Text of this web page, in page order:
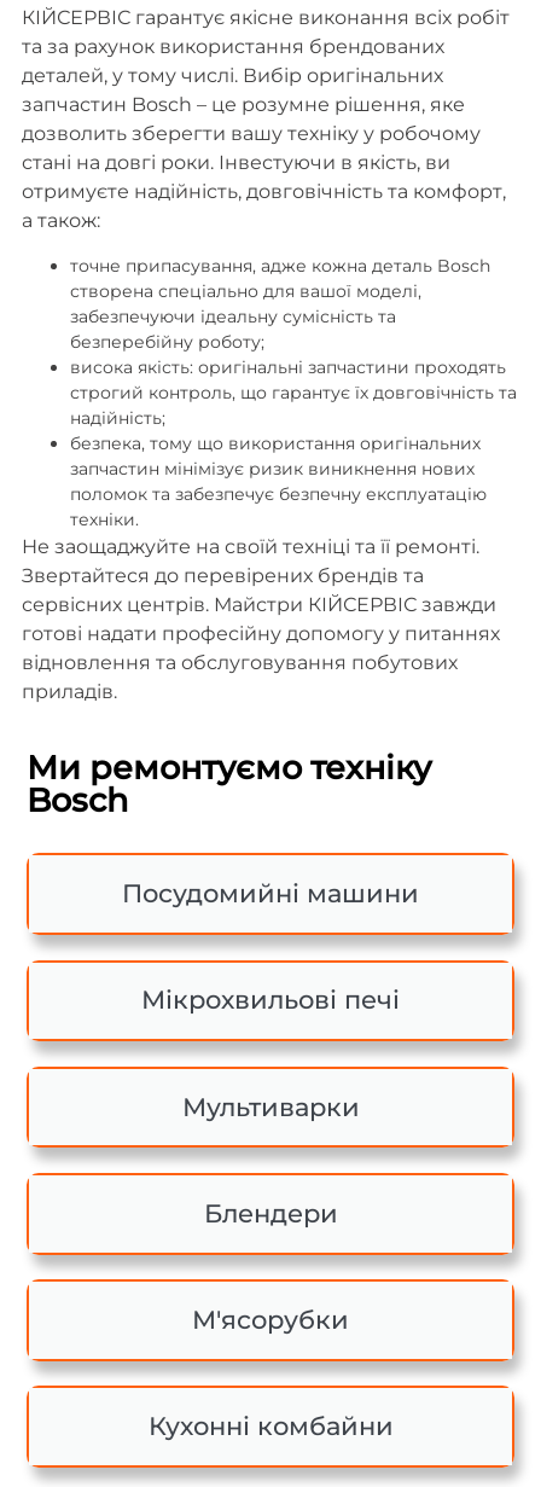
КІЙСЕРВІС гарантує якісне виконання всіх робіт
та за рахунок використання брендованих
деталей, у тому числі. Вибір оригінальних
запчастин Bosch – це розумне рішення, яке
дозволить зберегти вашу техніку у робочому
стані на довгі роки. Інвестуючи в якість, ви
отримуєте надійність, довговічність та комфорт,
а також:
точне припасування, адже кожна деталь Bosch
створена спеціально для вашої моделі,
забезпечуючи ідеальну сумісність та
безперебійну роботу;
висока якість: оригінальні запчастини проходять
строгий контроль, що гарантує їх довговічність та
надійність;
безпека, тому що використання оригінальних
запчастин мінімізує ризик виникнення нових
поломок та забезпечує безпечну експлуатацію
техніки.
Не заощаджуйте на своїй техніці та її ремонті.
Звертайтеся до перевірених брендів та
сервісних центрів. Майстри КІЙСЕРВІС завжди
готові надати професійну допомогу у питаннях
відновлення та обслуговування побутових
приладів.
Ми ремонтуємо техніку
Bosch
Посудомийні машини
Мікрохвильові печі
Мультиварки
Блендери
М'ясорубки
Кухонні комбайни